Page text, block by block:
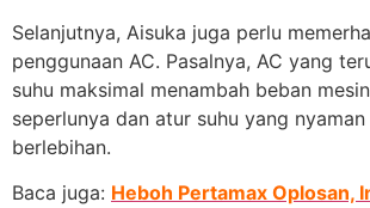
Selanjutnya, Aisuka juga perlu
penggunaan AC. Pasalnya, AC yang
suhu maksimal menambah beban
seperlunya dan atur suhu yang
berlebihan.
Baca juga: Heboh Pertamax Oplosan,